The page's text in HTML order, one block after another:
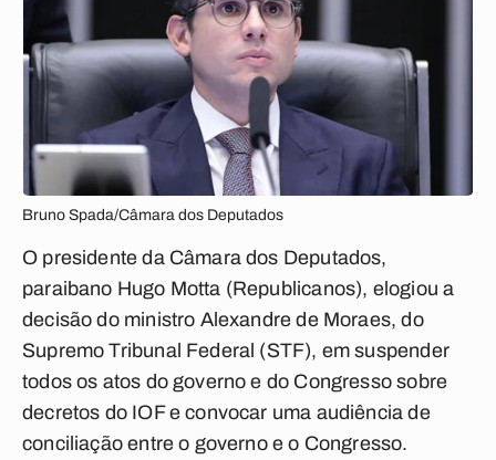
Bruno Spada/Câmara dos Deputados
O presidente da Câmara dos Deputados,
paraibano Hugo Motta (Republicanos), elogiou a
decisão do ministro Alexandre de Moraes, do
Supremo Tribunal Federal (STF), em suspender
todos os atos do governo e do Congresso sobre
decretos do IOF e convocar uma audiência de
conciliação entre o governo e o Congresso.